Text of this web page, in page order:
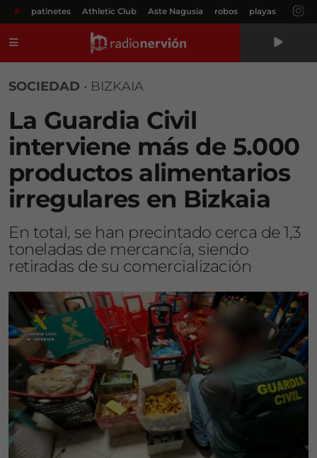
# patinetes Athletic Club Aste Nagusia robos playas
SOCIEDAD • BIZKAIA
La Guardia Civil
interviene más de 5.000
productos alimentarios
irregulares en Bizkaia
En total, se han precintado cerca de 1,3
toneladas de mercancía, siendo
retiradas de su comercialización